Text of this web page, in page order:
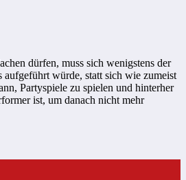
dürfen, muss sich wenigstens der
würde, statt sich wie zumeist
Partyspiele zu spielen und hinterher
ist, um danach nicht mehr